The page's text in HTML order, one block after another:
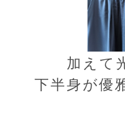
加えて
下半身が優